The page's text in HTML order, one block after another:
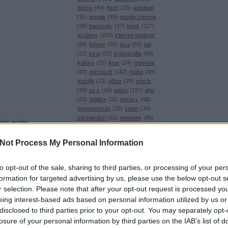
Process My Personal Information
opt-out of the sale, sharing to third parties, or processing of your
for targeted advertising by us, please use the below opt-out
selection. Please note that after your opt-out request is processed
interest-based ads based on personal information utilized by us
to third parties prior to your opt-out. You may separately
of your personal information by third parties on the IAB’s list of
firefox (64) flash (33) gondolat
(31) google (59) google chrome
(36) hacktivity (37) hírek (117)
incidens (224) internet explorer
(88) iphone (35) java (50) jog
(22) kína (21) kriptográfia (68)
kultúra (21) linux (24) malware
(43) microsoft (142) móka (48)
mozilla (23) office (26) oracle
(40) os x (43) patch (197) php
(20) politika (31) privacy (58)
programozás (22) safari (34)
sql injection (62) windows (85)
0xFF
Antivírus blog
ASVA.info
LockPicking
NOPblog
ÖrdöglakatBlog
esetén
(jelszavak,
a jobban
kulcsukat.
Mattila pedig
bár az
ha megfigyel